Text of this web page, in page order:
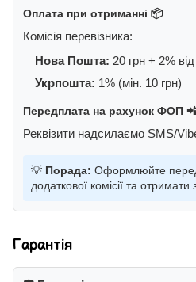
Оплата при отриманні 📦
Комісія перевізника:
Нова Пошта: 20 грн + 2%
Укрпошта: 1% (мін. 10 грн)
Передплата на рахунок ФОП
Реквізити надсилаємо SMS/
💡 Порада: Оформлюйте
додаткової комісії та
Гарантія